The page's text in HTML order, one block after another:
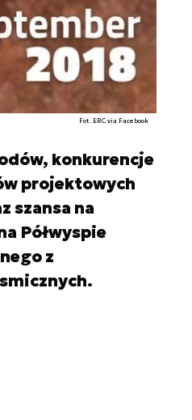
Fot. ERC via Facebook
konkurencje
projektowych
szansa na
Półwyspie
z